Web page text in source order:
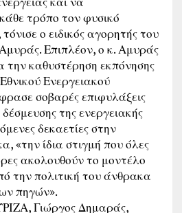
τρόπο τον φυσικό
ο ειδικός αγορητής του
Επιπλέον, ο κ. Αμυράς
την καθυστέρηση εκπόνησης
Ενεργειακού
σοβαρές επιφυλάξεις
της ενεργειακής
δεκαετίες στην
«την ίδια στιγμή που όλες
ακολουθούν το μοντέλο
την πολιτική του άνθρακα
πηγών».
Γιώργος Δημαράς,